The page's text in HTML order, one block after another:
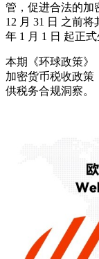
管，促进合法的加
12 月 31 日 之前
年 1 月 1 日 起正式
本期《环球政策》
加密货币税收政策
供税务合规洞察。